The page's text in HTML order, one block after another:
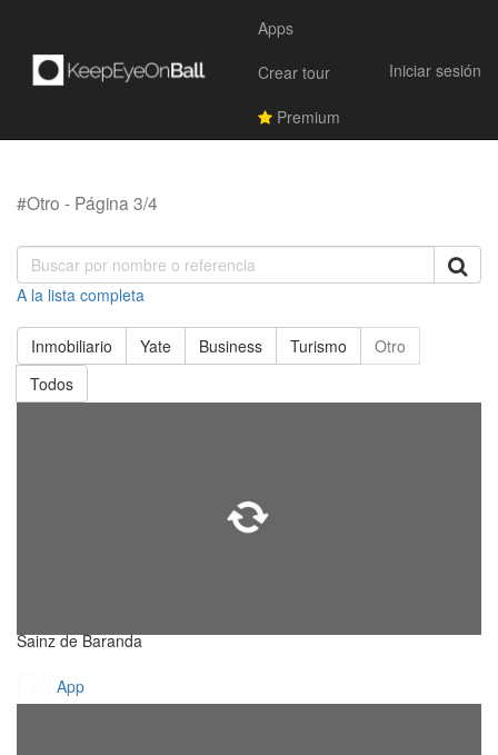
Apps
Crear tour
Premium
Iniciar sesión
#Otro - Página 3/4
A la lista completa
Inmobiliario Yate Business Turismo
Otro
Todos
Sainz de Baranda
App